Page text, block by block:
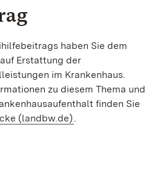
haben Sie dem
Erstattung der
im Krankenhaus.
zu diesem Thema und
finden Sie
(landbw.de) .